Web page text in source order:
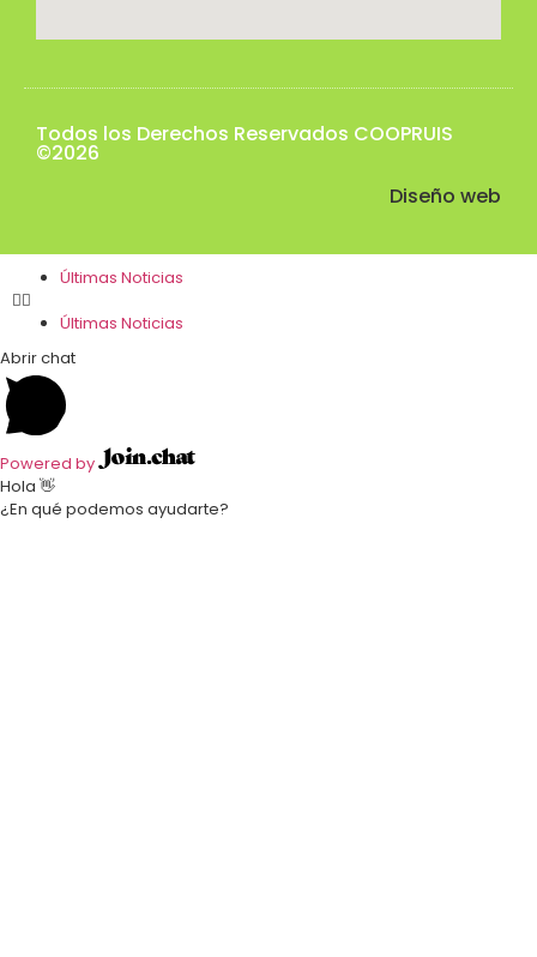
Todos los Derechos Reservados COOPRUIS
©2026
Diseño web
Últimas Noticias
Últimas Noticias
Abrir chat
Powered by
Hola 👋
¿En qué podemos ayudarte?